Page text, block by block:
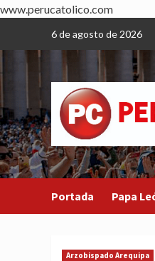
www.perucatolico.com
content
6 de agosto de 2026
Portada Papa
Arzobispado Arequipa